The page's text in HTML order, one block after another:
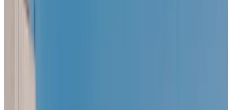
احرص على طلب صور السيارة الحقيقية ومواصفاتها قبل
سكودا كاروك سيارة سيارة أسعار التأجير في طنجة